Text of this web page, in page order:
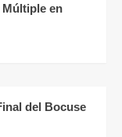
en
del Bocuse